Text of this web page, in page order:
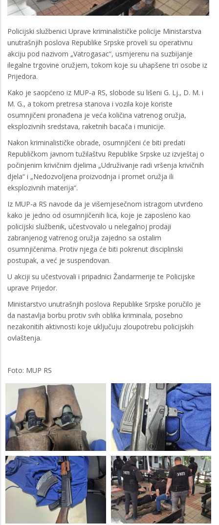
Policijski službenici Uprave kriminalističke policije Ministarstva
unutrašnjih poslova Republike Srpske proveli su operativnu
akciju pod nazivom „Vatrogasac“, usmjerenu na suzbijanje
ilegalne trgovine oružjem, tokom koje su uhapšene tri osobe iz
Prijedora.
Kako je saopćeno iz MUP-a RS, slobode su lišeni G. Lj., D. M. i
M. G., a tokom pretresa stanova i vozila koje koriste
osumnjičeni pronađena je veća količina vatrenog oružja,
eksplozivnih sredstava, raketnih bacača i municije.
Nakon kriminalističke obrade, osumnjičeni će biti predati
Republičkom javnom tužilaštvu Republike Srpske uz izvještaj o
počinjenim krivičnim djelima „Udruživanje radi vršenja krivičnih
djela“ i „Nedozvoljena proizvodnja i promet oružja ili
eksplozivnih materija“.
Iz MUP-a RS navode da je višemjesečnom istragom utvrđeno
kako je jedno od osumnjičenih lica, koje je zaposleno kao
policijski službenik, učestvovalo u nelegalnoj prodaji
zabranjenog vatrenog oružja zajedno sa ostalim
osumnjičenima. Protiv njega će biti pokrenut disciplinski
postupak, a već je suspendovan.
U akciji su učestvovali i pripadnici Žandarmerije te Policijske
uprave Prijedor.
Ministarstvo unutrašnjih poslova Republike Srpske poručilo je
da nastavlja borbu protiv svih oblika kriminala, posebno
nezakonitih aktivnosti koje uključuju zloupotrebu policijskih
ovlaštenja.
Foto: MUP RS